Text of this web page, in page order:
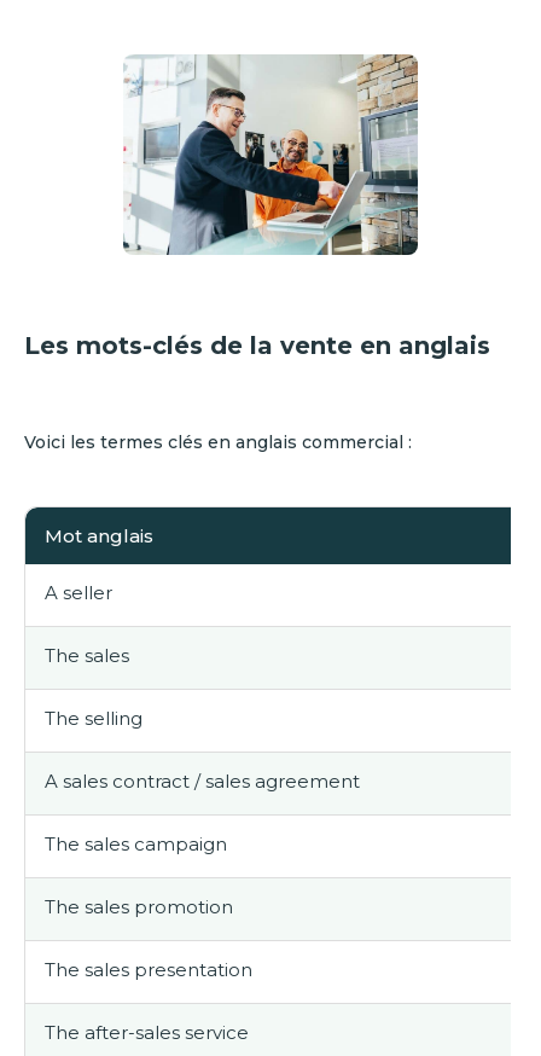
Les mots-clés de la vente en anglais
Voici les termes clés en anglais commercial :
Mot anglais
A seller
The sales
The selling
A sales contract / sales agreement
The sales campaign
The sales promotion
The sales presentation
The after-sales service